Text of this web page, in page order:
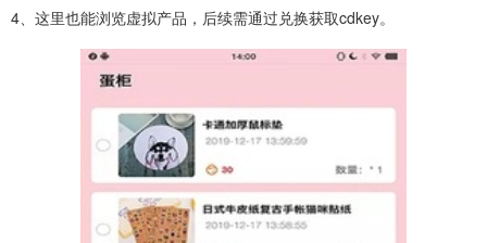
4、这里也能浏览虚拟产品，后续需通过兑换获取cdkey。